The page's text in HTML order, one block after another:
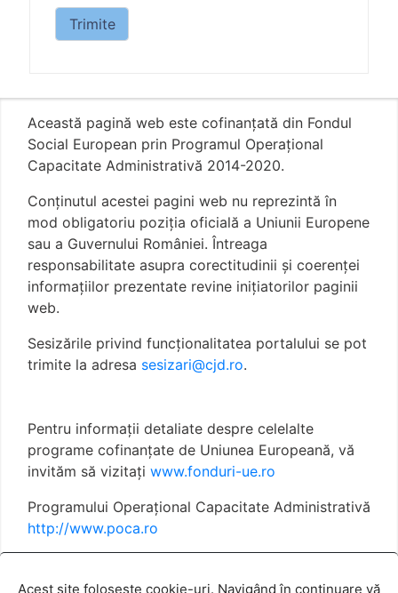
Trimite
Această pagină web este cofinanțată din Fondul
Social European prin Programul Operațional
Capacitate Administrativă 2014-2020.
Conţinutul acestei pagini web nu reprezintă în
mod obligatoriu poziţia oficială a Uniunii Europene
sau a Guvernului României. Întreaga
responsabilitate asupra corectitudinii și coerenței
informațiilor prezentate revine inițiatorilor paginii
web.
Sesizările privind funcționalitatea portalului se pot
trimite la adresa sesizari@cjd.ro.
Pentru informații detaliate despre celelalte
programe cofinanțate de Uniunea Europeană, vă
invităm să vizitați www.fonduri-ue.ro
Programului Operațional Capacitate Administrativă
http://www.poca.ro
Politica cookies
Acest site folosește cookie-uri. Navigând în continuare vă